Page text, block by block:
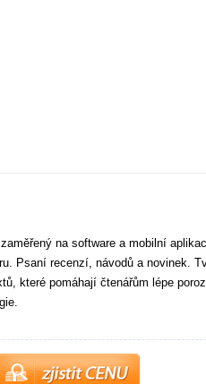
na software a mobilní
Psaní recenzí, návodů a novinek.
které pomáhají čtenářům lépe